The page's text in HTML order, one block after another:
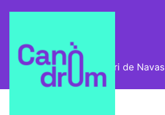
Cromos digitals del barri de Navas
🦊 Digital stamps